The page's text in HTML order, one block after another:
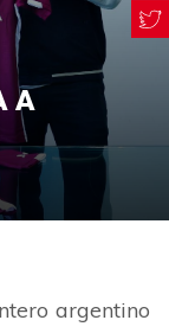
A
argentino